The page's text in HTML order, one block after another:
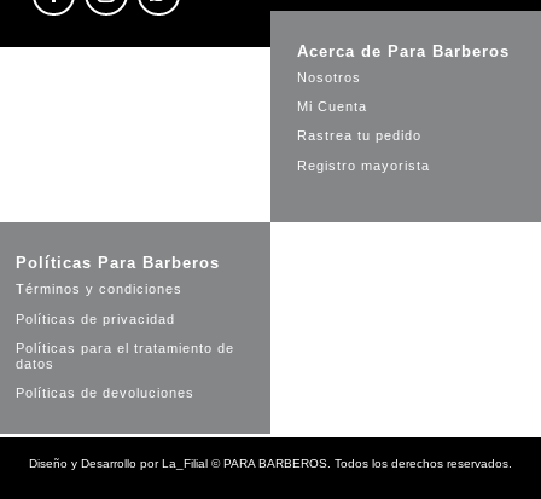
Acerca de Para Barberos
Nosotros
Mi Cuenta
Rastrea tu pedido
Registro mayorista
Políticas Para Barberos
Términos y condiciones
Políticas de privacidad
Políticas para el tratamiento de
datos
Políticas de devoluciones
Diseño y Desarrollo porLa_Filial ©PARA BARBEROS. Todos los derechos reservados.